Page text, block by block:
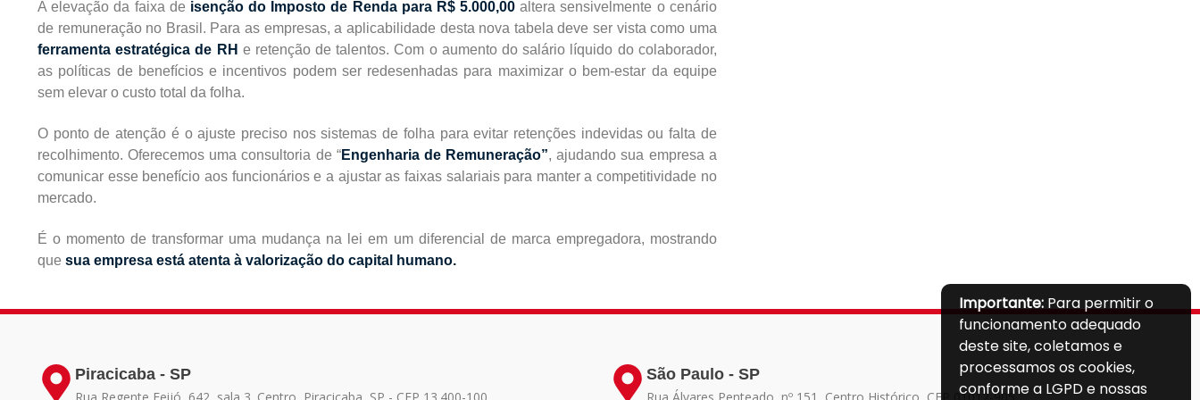
A elevação da faixa de isenção do Imposto de Renda para R$ 5.000,00 altera sensivelmente o cenário
de remuneração no Brasil. Para as empresas, a aplicabilidade desta nova tabela deve ser vista como uma
ferramenta estratégica de RH e retenção de talentos. Com o aumento do salário líquido do colaborador,
as políticas de benefícios e incentivos podem ser redesenhadas para maximizar o bem-estar da equipe
sem elevar o custo total da folha.
O ponto de atenção é o ajuste preciso nos sistemas de folha para evitar retenções indevidas ou falta de
recolhimento. Oferecemos uma consultoria de “Engenharia de Remuneração”, ajudando sua empresa a
comunicar esse benefício aos funcionários e a ajustar as faixas salariais para manter a competitividade no
mercado.
É o momento de transformar uma mudança na lei em um diferencial de marca empregadora, mostrando
que sua empresa está atenta à valorização do capital humano.
Piracicaba - SP São Paulo - SP
Importante: Para permitir o
funcionamento adequado
deste site, coletamos e
processamos os cookies,
conforme a LGPD e nossas